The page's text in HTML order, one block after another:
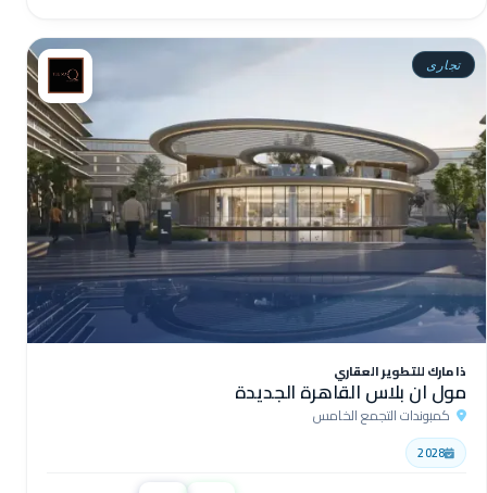
تجارى
ذا مارك للتطوير العقاري
مول ان بلاس القاهرة الجديدة
كمبوندات التجمع الخامس
2028